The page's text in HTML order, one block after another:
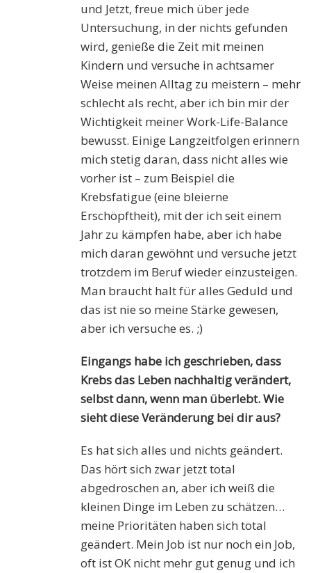
und Jetzt, freue mich über jede
Untersuchung, in der nichts gefunden
wird, genieße die Zeit mit meinen
Kindern und versuche in achtsamer
Weise meinen Alltag zu meistern – mehr
schlecht als recht, aber ich bin mir der
Wichtigkeit meiner Work-Life-Balance
bewusst. Einige Langzeitfolgen erinnern
mich stetig daran, dass nicht alles wie
vorher ist – zum Beispiel die
Krebsfatigue (eine bleierne
Erschöpftheit), mit der ich seit einem
Jahr zu kämpfen habe, aber ich habe
mich daran gewöhnt und versuche jetzt
trotzdem im Beruf wieder einzusteigen.
Man braucht halt für alles Geduld und
das ist nie so meine Stärke gewesen,
aber ich versuche es. ;)
Eingangs habe ich geschrieben, dass
Krebs das Leben nachhaltig verändert,
selbst dann, wenn man überlebt. Wie
sieht diese Veränderung bei dir aus?
Es hat sich alles und nichts geändert.
Das hört sich zwar jetzt total
abgedroschen an, aber ich weiß die
kleinen Dinge im Leben zu schätzen…
meine Prioritäten haben sich total
geändert. Mein Job ist nur noch ein Job,
oft ist OK nicht mehr gut genug und ich